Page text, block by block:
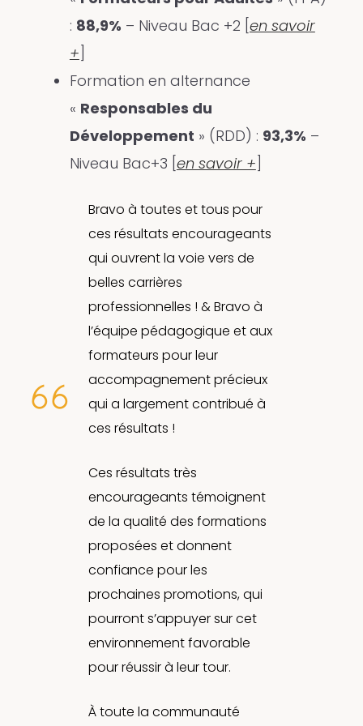
: 88,9% – Niveau Bac +2 [en savoir
+
Formation en alternance
« Responsables du
Développement » (RDD) : 93,3% –
Niveau Bac+3 [en savoir +
Bravo à toutes et tous pour
ces résultats encourageants
qui ouvrent la voie vers de
belles carrières
professionnelles ! & Bravo à
l’équipe pédagogique et aux
formateurs pour leur
accompagnement précieux
qui a largement contribué à
ces résultats !
Ces résultats très
encourageants témoignent
de la qualité des formations
proposées et donnent
confiance pour les
prochaines promotions, qui
pourront s’appuyer sur cet
environnement favorable
pour réussir à leur tour.
À toute la communauté